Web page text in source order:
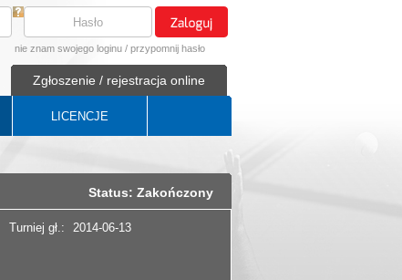
nie znam swojego loginu / przypomnij hasło
Zgłoszenie / rejestracja online
LICENCJE
Status: Zakończony
Turniej gł.: 2014-06-13